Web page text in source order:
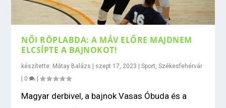
NŐI RÖPLABDA: A MÁV ELŐRE MAJDNEM
ELCSÍPTE A BAJNOKOT!
készítette: Mátay Balázs | szept 17, 2023 |Sport ,Székesfehérvár
| 0 |
Magyar derbivel, a bajnok Vasas Óbuda és a